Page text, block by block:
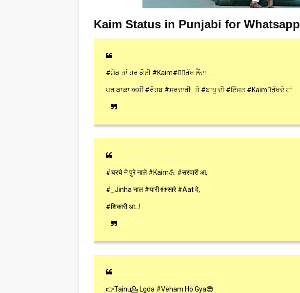
Kaim Status in Punjabi for Whatsapp
#ਸ਼ੌਕ ਤਾਂ ਹਰ ਕੋਈ #Kaim#👍🏻ਰੱਖ ਲੈਂਦਾ....
ਪਰ ਕਾਕਾ ਅਸੀਂ #ਰੋਹਬ #ਸਰਦਾਰੀ...ਤੇ #ਬਾਪੂ ਦੀ #ਇੱਜਤ #Kaim🏻ਰੱਖਦੇ ਹਾਂ....
#चरचे ने पुरे नाले #Kaim💪 #सरदारी आ,
#_Jinha नाल #यारी 👬सारे #Aat दे,
#शिकारी आ...!
👉Tainu💁 Lgda #Veham Ho Gya😎